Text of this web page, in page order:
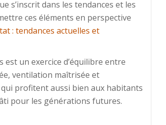
s’inscrit dans les tendances et les
ces éléments en perspective
: tendances actuelles et
un exercice d’équilibre entre
ventilation maîtrisée et
profitent aussi bien aux habitants
pour les générations futures.